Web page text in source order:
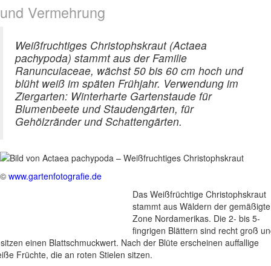
und Vermehrung
Weißfruchtiges Christophskraut (Actaea
pachypoda) stammt aus der Familie
Ranunculaceae, wächst 50 bis 60 cm hoch und
blüht weiß im späten Frühjahr. Verwendung im
Ziergarten: Winterharte Gartenstaude für
Blumenbeete und Staudengärten, für
Gehölzränder und Schattengärten.
© www.gartenfotografie.de
Das Weißfrüchtige Christophskraut
stammt aus Wäldern der
Zone Nordamerikas. Die 2- bis 5-
fingrigen Blättern sind recht groß
einen Blattschmuckwert. Nach der Blüte erscheinen auffallige
Früchte, die an roten Stielen sitzen.